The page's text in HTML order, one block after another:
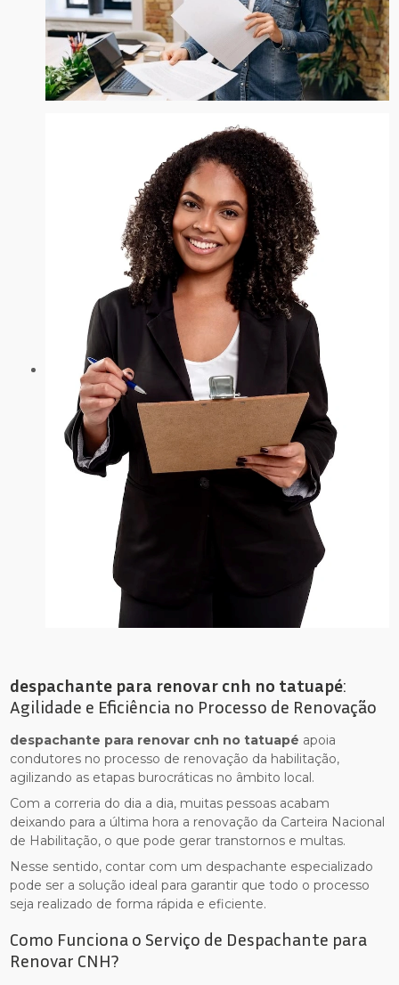
despachante para renovar cnh no tatuapé:
Agilidade e Eficiência no Processo de Renovação
despachante para renovar cnh no tatuapé apoia
condutores no processo de renovação da habilitação,
agilizando as etapas burocráticas no âmbito local.
Com a correria do dia a dia, muitas pessoas acabam
deixando para a última hora a renovação da Carteira Nacional
de Habilitação, o que pode gerar transtornos e multas.
Nesse sentido, contar com um despachante especializado
pode ser a solução ideal para garantir que todo o processo
seja realizado de forma rápida e eficiente.
Como Funciona o Serviço de Despachante para
Renovar CNH?